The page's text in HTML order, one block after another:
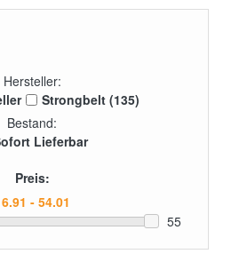
Hersteller:
Strongbelt (135)
Bestand:
Lieferbar
Preis:
55